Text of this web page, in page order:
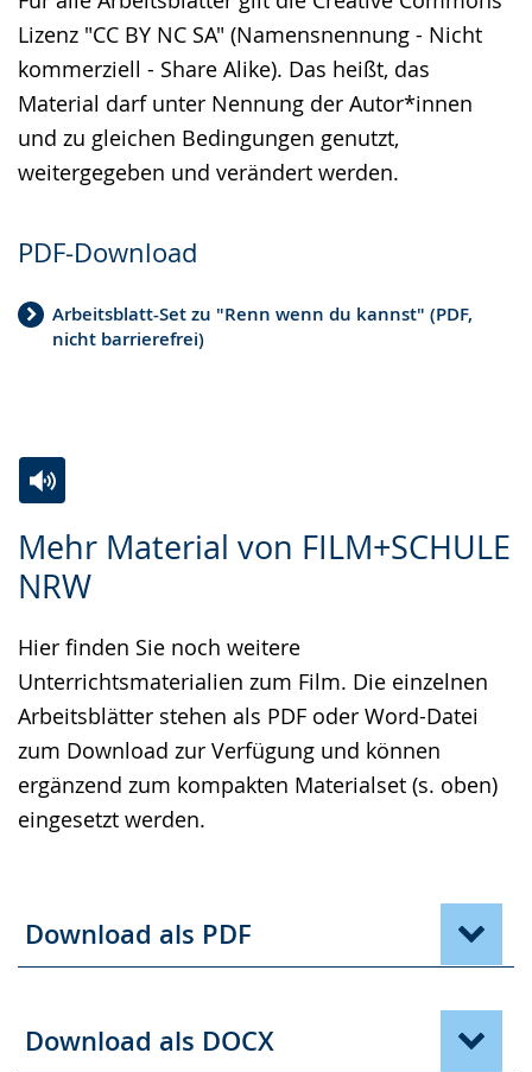
Lizenz "CC BY NC SA" (Namensnennung - Nicht
kommerziell - Share Alike). Das heißt, das
Material darf unter Nennung der Autor*innen
und zu gleichen Bedingungen genutzt,
weitergegeben und verändert werden.
PDF-Download
Arbeitsblatt-Set zu "Renn wenn du kannst" (PDF,
nicht barrierefrei)
Mehr Material von FILM+SCHULE
NRW
Hier finden Sie noch weitere
Unterrichtsmaterialien zum Film. Die einzelnen
Arbeitsblätter stehen als PDF oder Word-Datei
zum Download zur Verfügung und können
ergänzend zum kompakten Materialset (s. oben)
eingesetzt werden.
Leichten
Sprache
Audio-
Unterstützung.
Video
in
Gebärdensprache
wird
angezeigt.
Download als PDF
Download als DOCX